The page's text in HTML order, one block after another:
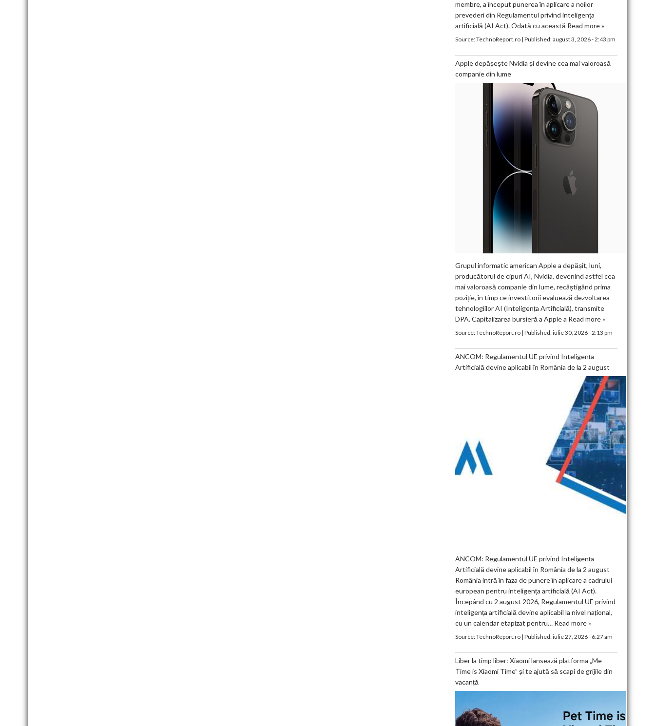
membre, a început punerea în aplicare a noilor
prevederi din Regulamentul privind inteligența
artificială (AI Act). Odată cu această Read more »
Source:TechnoReport.ro| Published:august 3, 2026 - 2:43 pm
Apple depășește Nvidia și devine cea mai valoroasă
companie din lume
Grupul informatic american Apple a depășit, luni,
producătorul de cipuri AI, Nvidia, devenind astfel cea
mai valoroasă companie din lume, recâștigând prima
poziție, în timp ce investitorii evaluează dezvoltarea
tehnologiilor AI (Inteligența Artificială), transmite
DPA. Capitalizarea bursieră a Apple a Read more »
Source:TechnoReport.ro| Published:iulie 30, 2026 - 2:13 pm
ANCOM: Regulamentul UE privind Inteligența
Artificială devine aplicabil în România de la 2 august
ANCOM: Regulamentul UE privind Inteligența
Artificială devine aplicabil în România de la 2 august
România intră în faza de punere în aplicare a cadrului
european pentru inteligența artificială (AI Act).
Începând cu 2 august 2026, Regulamentul UE privind
inteligența artificială devine aplicabil la nivel național,
cu un calendar etapizat pentru… Read more »
Source:TechnoReport.ro| Published:iulie 27, 2026 - 6:27 am
Liber la timp liber: Xiaomi lansează platforma „Me
Time is Xiaomi Time” și te ajută să scapi de grijile din
vacanță